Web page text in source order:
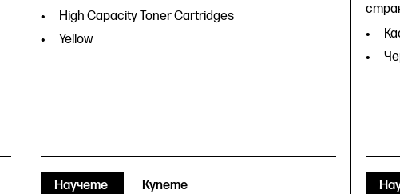
High Capacity Toner Cartridges
Yellow
Научете Купете